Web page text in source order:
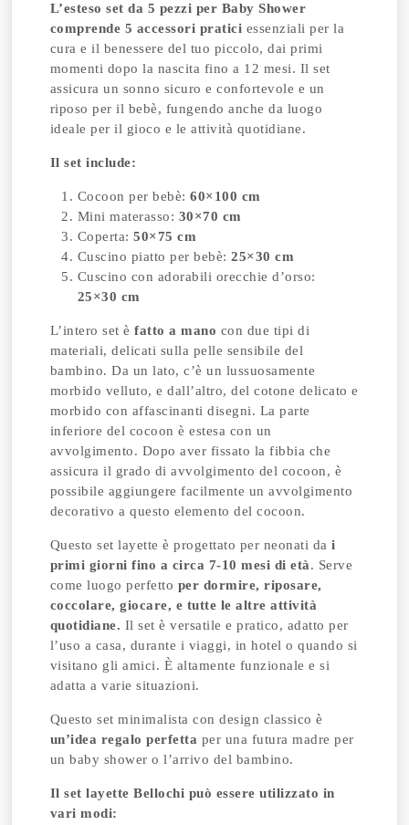
L’esteso set da 5 pezzi per Baby Shower
comprende 5 accessori pratici essenziali per la
cura e il benessere del tuo piccolo, dai primi
momenti dopo la nascita fino a 12 mesi. Il set
assicura un sonno sicuro e confortevole e un
riposo per il bebè, fungendo anche da luogo
ideale per il gioco e le attività quotidiane.
Il set include:
Cocoon per bebè:60×100 cm
Mini materasso: 30×70 cm
Coperta:50×75 cm
Cuscino piatto per bebè:25×30 cm
Cuscino con adorabili orecchie d’orso:
25×30 cm
L’intero set èfatto a mano con due tipi di
materiali, delicati sulla pelle sensibile del
bambino. Da un lato, c’è un lussuosamente
morbido velluto, e dall’altro, del cotone delicato e
morbido con affascinanti disegni. La parte
inferiore del cocoon è estesa con un
avvolgimento. Dopo aver fissato la fibbia che
assicura il grado di avvolgimento del cocoon, è
possibile aggiungere facilmente un avvolgimento
decorativo a questo elemento del cocoon.
Questo set layette è progettato per neonati dai
primi giorni fino a circa 7-10 mesi di età. Serve
come luogo perfetto per dormire, riposare,
coccolare, giocare, e tutte le altre attività
quotidiane. Il set è versatile e pratico, adatto per
l’uso a casa, durante i viaggi, in hotel o quando si
visitano gli amici. È altamente funzionale e si
adatta a varie situazioni.
Questo set minimalista con design classico è
un’idea regalo perfetta per una futura madre per
un baby shower o l’arrivo del bambino.
Il set layette Bellochi può essere utilizzato in
vari modi: